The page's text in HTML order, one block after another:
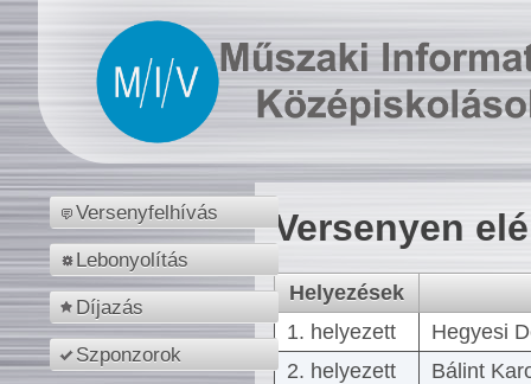
Versenyfelhívás
Lebonyolítás
Díjazás
Szponzorok
Versenyen
Helyezések
1. helyezett
Hegyesi
2. helyezett
Bálint